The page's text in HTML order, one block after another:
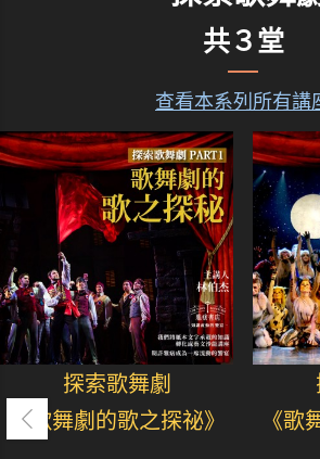
共３堂
查看本系列所有講
探索歌舞劇
《歌舞劇的歌之探祕》
《歌